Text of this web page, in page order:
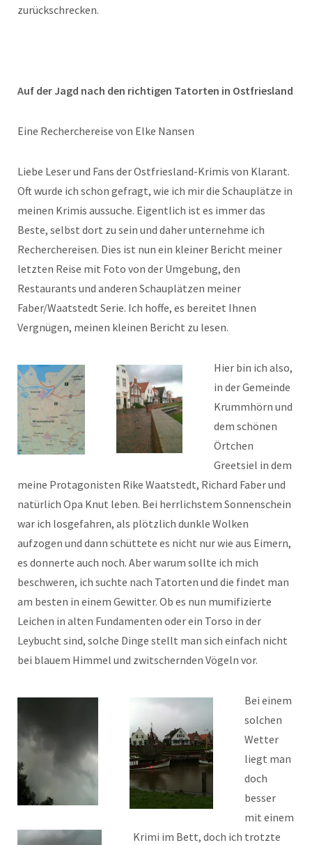
zurückschrecken.
Auf der Jagd nach den richtigen Tatorten in Ostfriesland
Eine Recherchereise von Elke Nansen
Liebe Leser und Fans der Ostfriesland-Krimis von Klarant.
Oft wurde ich schon gefragt, wie ich mir die Schauplätze in
meinen Krimis aussuche. Eigentlich ist es immer das
Beste, selbst dort zu sein und daher unternehme ich
Recherchereisen. Dies ist nun ein kleiner Bericht meiner
letzten Reise mit Foto von der Umgebung, den
Restaurants und anderen Schauplätzen meiner
Faber/Waatstedt Serie. Ich hoffe, es bereitet Ihnen
Vergnügen, meinen kleinen Bericht zu lesen.
Hier bin ich also,
in der Gemeinde
Krummhörn und
dem schönen
Örtchen
Greetsiel in dem
meine Protagonisten Rike Waatstedt, Richard Faber und
natürlich Opa Knut leben. Bei herrlichstem Sonnenschein
war ich losgefahren, als plötzlich dunkle Wolken
aufzogen und dann schüttete es nicht nur wie aus Eimern,
es donnerte auch noch. Aber warum sollte ich mich
beschweren, ich suchte nach Tatorten und die findet man
am besten in einem Gewitter. Ob es nun mumifizierte
Leichen in alten Fundamenten oder ein Torso in der
Leybucht sind, solche Dinge stellt man sich einfach nicht
bei blauem Himmel und zwitschernden Vögeln vor.
Bei einem
solchen
Wetter
liegt man
doch
besser
mit einem
Krimi im Bett, doch ich trotzte